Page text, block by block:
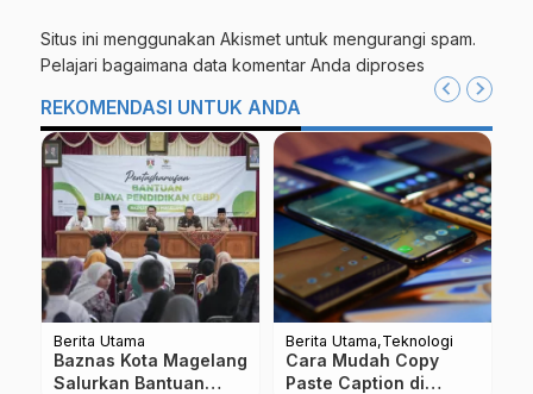
Situs ini menggunakan Akismet untuk mengurangi spam.
Pelajari bagaimana data komentar Anda diproses
REKOMENDASI UNTUK ANDA
Berita Utama
BPJPH Kemenag
Siapkan 25.000 Kuota
Berita Utama
Pelari Asal Bandung, Ai
Kusmiati Pecahkan